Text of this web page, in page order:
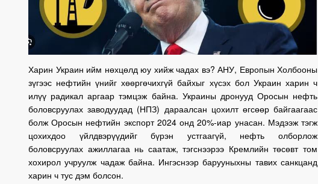
Харин Украин ийм нөхцөлд юу хийж чадах вэ? АНУ, Европын Холбооны
зүгээс нефтийн үнийг хөөргөчихгүй байхыг хүсэх бол Украин харин ч
илүү радикал аргаар тэмцэж байна. Украины дронууд Оросын нефть
боловсруулах заводуудад (НПЗ) дараалсан цохилт өгсөөр байгаагаас
болж Оросын нефтийн экспорт 2024 онд 20%-иар унасан. Мэдээж тэгж
цохихдоо үйлдвэрүүдийг бүрэн устгаагүй, нефть олборлож
боловсруулах ажиллагаа нь саатаж, тэгснээрээ Кремлийн төсөвт том
хохирол учруулж чадаж байна. Ингэснээр барууныхны тавих санкцанд
харин ч тус дэм болсон.